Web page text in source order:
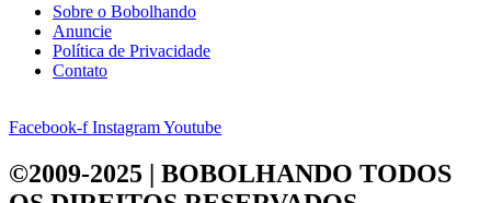
Sobre o Bobolhando
Anuncie
Política de Privacidade
Contato
Facebook-f InstagramYoutube
©2009-2025 | BOBOLHANDO TODOS